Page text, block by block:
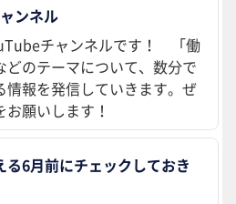
ンネル
チャンネルです！ 「働
どのテーマについて、数分で
情報を発信していきます。ぜ
願いします！
6月前にチェックしておき